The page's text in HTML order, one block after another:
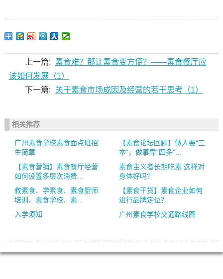
上一篇: 素食难？那让素食变方便？——素食餐厅应
该如何发展（1）
下一篇:
关于素食市场成因及经营的若干思考（1）
相关推荐
广州素食学校素食面点班招
生简章
【素食论坛回顾】做人要“三
本”，做事靠“四多”...
【素食营销】素食餐厅经营
如何设置多层次消费...
素食主义者长期吃素 这样对
身体好吗?
教素食、学素食、素食厨师
培训、素食学校、素...
【素食干货】素食企业如何
进行品牌定位？
入学须知
广州素食学校交通路线图